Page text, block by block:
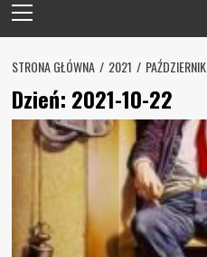
Menu
STRONA GŁÓWNA 2021 PAŹDZIERNIK
Dzień: 2021-10-22